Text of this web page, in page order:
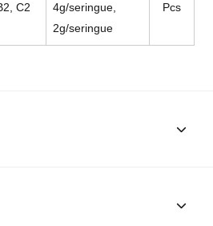
C2
4g/seringue,
2g/seringue
Pcs